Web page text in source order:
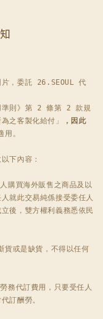
片，委託 26.SEOUL 代
準則》第 2 條第 2 款規
之客製化給付」
，因此
。
下內容：
購買海外販售之商品及以
就此交易純係接受委任人
後，雙方權利義務悉依民
或是缺貨，不得以任何
務代訂費用，只要受任人
代訂酬勞。